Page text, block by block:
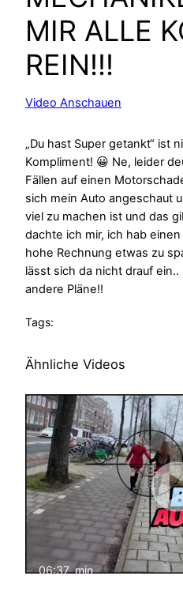
MIR ALLE
REIN!!!
Video Anschauen
„Du hast Super getankt“ ist
Kompliment! 😀 Ne, leider
Fällen auf einen
sich mein Auto angeschaut
viel zu machen ist und das
dachte ich mir, ich hab
hohe Rechnung etwas zu
lässt sich da nicht drauf
andere Pläne!!
Tags:
Ähnliche Videos
06:37 min